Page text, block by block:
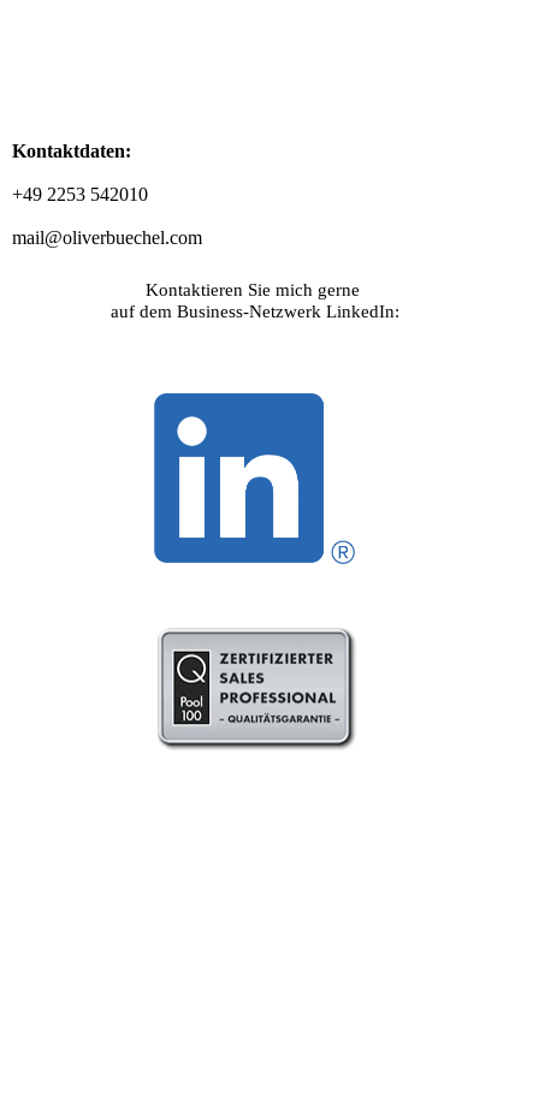
Kontaktdaten:
+49 2253 542010
mail@oliverbuechel.com
Kontaktieren Sie mich gerne
auf dem Business-Netzwerk LinkedIn: